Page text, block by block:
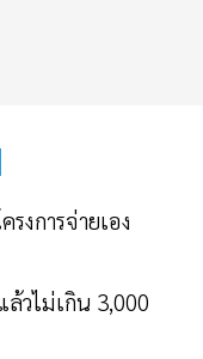
งการจ่ายเอง
วไม่เกิน 3,000